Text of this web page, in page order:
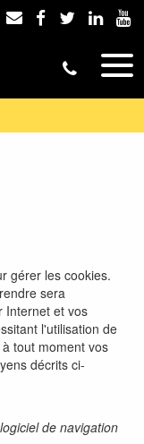
gérer les cookies.
sera
Internet et vos
l'utilisation de
tout moment vos
décrits ci-
de navigation